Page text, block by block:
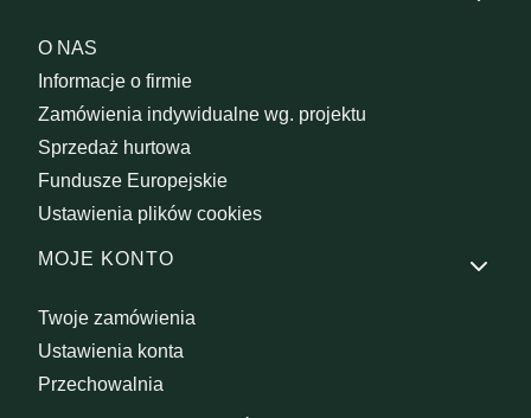
O NAS
Informacje o firmie
Zamówienia indywidualne wg. projektu
Sprzedaż hurtowa
Fundusze Europejskie
Ustawienia plików cookies
MOJE KONTO
Twoje zamówienia
Ustawienia konta
Przechowalnia